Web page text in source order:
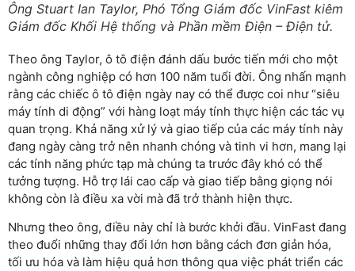
Ông Stuart Ian Taylor, Phó Tổng Giám đốc VinFast kiêm
Giám đốc Khối Hệ thống và Phần mềm Điện – Điện tử.
Theo ông Taylor, ô tô điện đánh dấu bước tiến mới cho một
ngành công nghiệp có hơn 100 năm tuổi đời. Ông nhấn mạnh
rằng các chiếc ô tô điện ngày nay có thể được coi như “siêu
máy tính di động” với hàng loạt máy tính thực hiện các tác vụ
quan trọng. Khả năng xử lý và giao tiếp của các máy tính này
đang ngày càng trở nên nhanh chóng và tinh vi hơn, mang lại
các tính năng phức tạp mà chúng ta trước đây khó có thể
tưởng tượng. Hỗ trợ lái cao cấp và giao tiếp bằng giọng nói
không còn là điều xa vời mà đã trở thành hiện thực.
Nhưng theo ông, điều này chỉ là bước khởi đầu. VinFast đang
theo đuổi những thay đổi lớn hơn bằng cách đơn giản hóa,
tối ưu hóa và làm hiệu quả hơn thông qua việc phát triển các